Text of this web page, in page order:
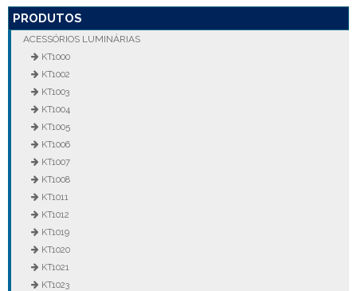
PRODUTOS
ACESSÓRIOS LUMINÁRIAS
KT1000
KT1002
KT1003
KT1004
KT1005
KT1006
KT1007
KT1008
KT1011
KT1012
KT1019
KT1020
KT1021
KT1023